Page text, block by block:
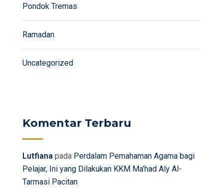
Pondok Tremas
Ramadan
Uncategorized
Komentar Terbaru
Lutfiana pada Perdalam Pemahaman Agama bagi
Pelajar, Ini yang Dilakukan KKM Ma’had Aly Al-
Tarmasi Pacitan